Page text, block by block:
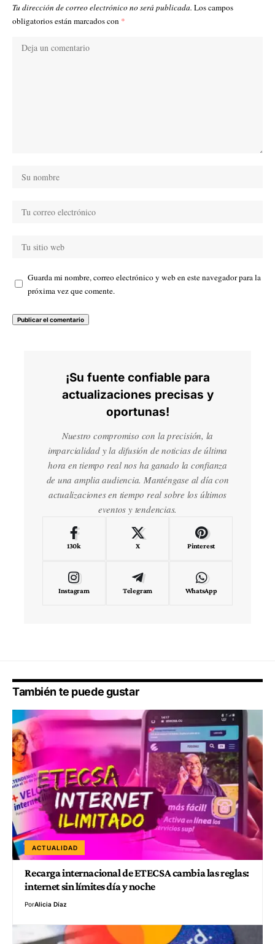
Tu dirección de correo electrónico no será publicada. Los campos
obligatorios están marcados con *
Guarda mi nombre, correo electrónico y web en este navegador para la
próxima vez que comente.
¡Su fuente confiable para
actualizaciones precisas y
oportunas!
Nuestro compromiso con la precisión, la
imparcialidad y la difusión de noticias de última
hora en tiempo real nos ha ganado la confianza
de una amplia audiencia. Manténgase al día con
actualizaciones en tiempo real sobre los últimos
eventos y tendencias.
130k X Pinterest
Instagram Telegram WhatsApp
También te puede gustar
ACTUALIDAD
Recarga internacional de ETECSA cambia las reglas:
internet sin límites día y noche
PorAlicia Díaz